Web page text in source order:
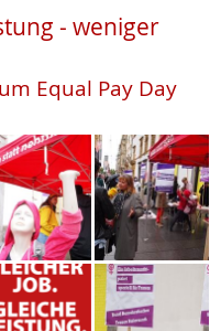
- weniger
Equal Pay Day